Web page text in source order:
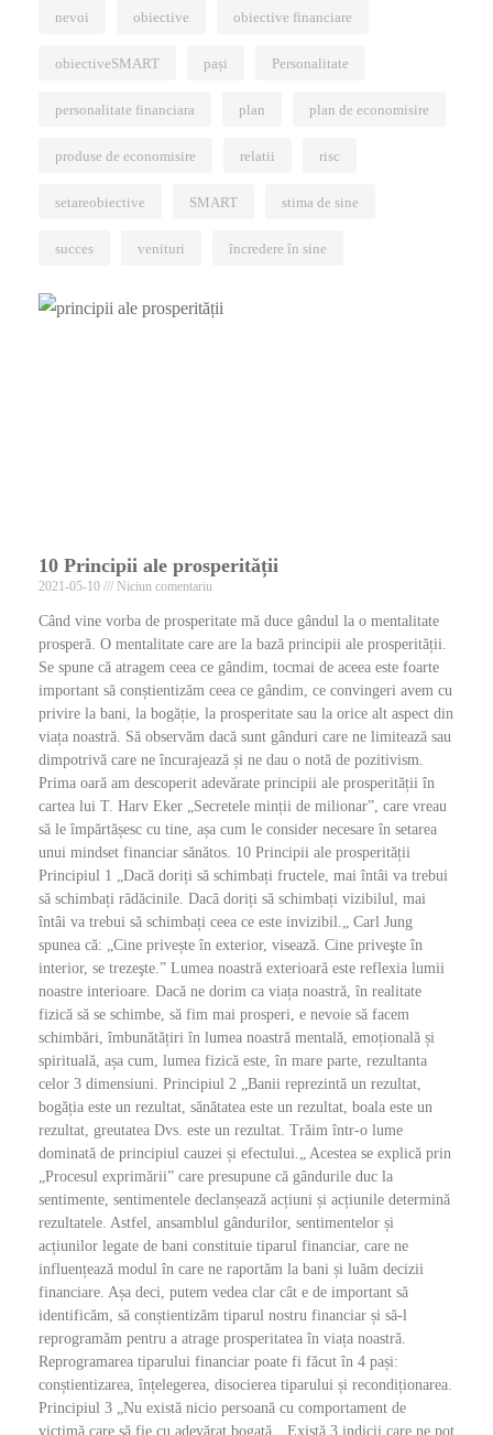
nevoi obiective obiective financiare
obiectiveSMART pași Personalitate
personalitate financiara plan plan de economisire
produse de economisire relatii risc
setareobiective SMART stima de sine
succes venituri încredere în sine
10 Principii ale prosperității
2021-05-10 Niciun comentariu
Când vine vorba de prosperitate mă duce gândul la o mentalitate
prosperă. O mentalitate care are la bază principii ale prosperității.
Se spune că atragem ceea ce gândim, tocmai de aceea este foarte
important să conștientizăm ceea ce gândim, ce convingeri avem cu
privire la bani, la bogăție, la prosperitate sau la orice alt aspect din
viața noastră. Să observăm dacă sunt gânduri care ne limitează sau
dimpotrivă care ne încurajează și ne dau o notă de pozitivism.
Prima oară am descoperit adevărate principii ale prosperității în
cartea lui T. Harv Eker „Secretele minții de milionar”, care vreau
să le împărtășesc cu tine, așa cum le consider necesare în setarea
unui mindset financiar sănătos. 10 Principii ale prosperității
Principiul 1 „Dacă doriți să schimbați fructele, mai întâi va trebui
să schimbați rădăcinile. Dacă doriți să schimbați vizibilul, mai
întâi va trebui să schimbați ceea ce este invizibil.„ Carl Jung
spunea că: „Cine privește în exterior, visează. Cine priveşte în
interior, se trezeşte.” Lumea noastră exterioară este reflexia lumii
noastre interioare. Dacă ne dorim ca viața noastră, în realitate
fizică să se schimbe, să fim mai prosperi, e nevoie să facem
schimbări, îmbunătățiri în lumea noastră mentală, emoțională și
spirituală, așa cum, lumea fizică este, în mare parte, rezultanta
celor 3 dimensiuni. Principiul 2 „Banii reprezintă un rezultat,
bogăția este un rezultat, sănătatea este un rezultat, boala este un
rezultat, greutatea Dvs. este un rezultat. Trăim într-o lume
dominată de principiul cauzei și efectului.„ Acestea se explică prin
„Procesul exprimării” care presupune că gândurile duc la
sentimente, sentimentele declanșează acțiuni și acțiunile determină
rezultatele. Astfel, ansamblul gândurilor, sentimentelor și
acțiunilor legate de bani constituie tiparul financiar, care ne
influențează modul în care ne raportăm la bani și luăm decizii
financiare. Așa deci, putem vedea clar cât e de important să
identificăm, să conștientizăm tiparul nostru financiar și să-l
reprogramăm pentru a atrage prosperitatea în viața noastră.
Reprogramarea tiparului financiar poate fi făcut în 4 pași:
conștientizarea, înțelegerea, disocierea tiparului și recondiționarea.
Principiul 3 „Nu există nicio persoană cu comportament de
victimă care să fie cu adevărat bogată.„ Există 3 indicii care ne pot